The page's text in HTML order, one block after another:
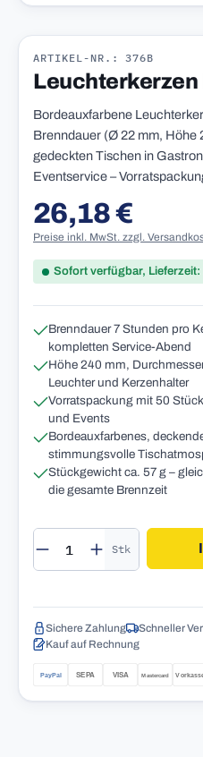
ARTIKEL-NR.: 376B
Leuchterkerzen
Bordeauxfarbene
Brenndauer (Ø 22 mm, Höhe
gedeckten Tischen in
Eventservice –
Regulärer Preis:
26,18 €
Preise inkl. MwSt. zzgl.
Sofort verfügbar, Lieferzeit:
Brenndauer 7 Stunden pro
kompletten Service-Abend
Höhe 240 mm,
Leuchter und Kerzenhalter
Vorratspackung mit 50
und Events
Bordeauxfarbenes,
stimmungsvolle
Stückgewicht ca. 57 g –
die gesamte Brennzeit
Produkt Anzahl:
Stk
Sichere Zahlung Schneller
Kauf auf Rechnung